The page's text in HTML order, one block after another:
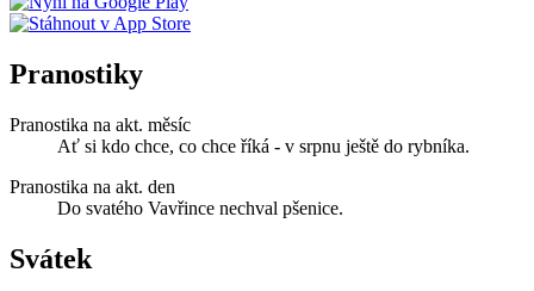
Pranostiky
Pranostika na akt. měsíc
Ať si kdo chce, co chce říká - v srpnu ještě do rybníka.
Pranostika na akt. den
Do svatého Vavřince nechval pšenice.
Svátek